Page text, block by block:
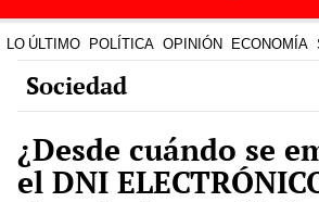
LO ÚLTIMO POLÍTICA OPINIÓN ECONOMÍA
Sociedad
¿Desde cuándo se
el DNI